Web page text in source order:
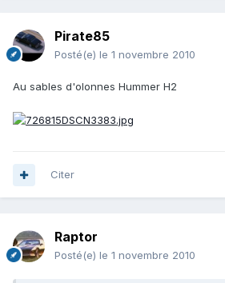
Pirate85
Posté(e) le 1 novembre 2010
Au sables d'olonnes Hummer H2
Citer
Raptor
Posté(e) le 1 novembre 2010